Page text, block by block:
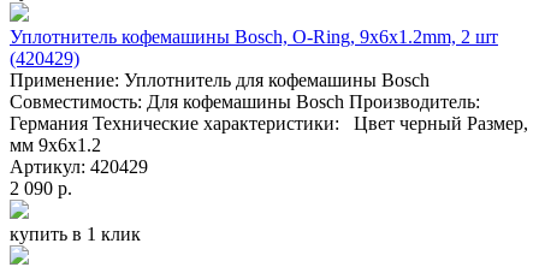
Уплотнитель кофемашины Bosch, O-Ring, 9x6x1.2mm, 2 шт
(420429)
Применение: Уплотнитель для кофемашины Bosch
Совместимость: Для кофемашины Bosch Производитель:
Германия Технические характеристики: Цвет черный Размер,
мм 9x6x1.2
Артикул: 420429
2 090 р.
купить в 1 клик